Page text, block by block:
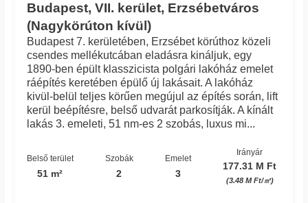
Budapest, VII. kerület, Erzsébetváros
(Nagykörúton kívül)
Budapest 7. kerületében, Erzsébet körúthoz közeli
csendes mellékutcában eladásra kináljuk, egy
1890-ben épült klasszicista polgári lakóház emelet
ráépítés keretében épülő új lakásait. A lakóház
kivül-belül teljes körűen megújul az építés során, lift
kerül beépítésre, belső udvarát parkosítják. A kínált
lakás 3. emeleti, 51 nm-es 2 szobás, luxus mi...
Belső terület
51 m²
Szobák
2
Emelet
3
Irányár
177.31 M Ft
(3.48 M Ft/㎡)